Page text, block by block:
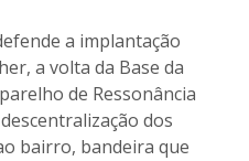
a implantação
a volta da Base da
de Ressonância
dos
bairro, bandeira que